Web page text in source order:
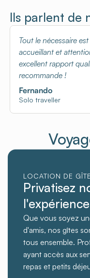
Ils parlent de
Tout le nécessaire
accueillant et
excellent rapport
recommande !
Fernando
Solo traveller
LOCATION DE
Privatisez
l'expérience
Que vous soyez
d'amis, nos gîtes
tous ensemble.
ayant accès aux
repas et petits